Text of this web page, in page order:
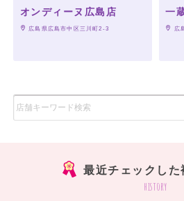
オンディーヌ広島店
広島県広島市中区三川町2-3
一
広
最近チェックした
history